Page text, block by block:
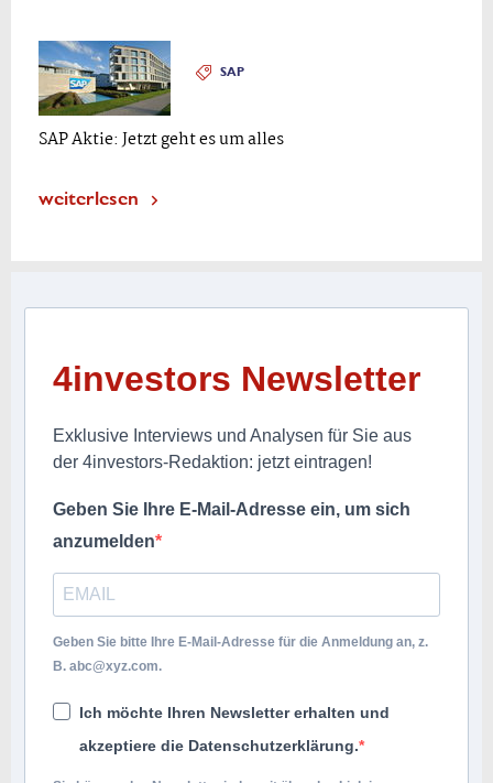
SAP
SAP Aktie: Jetzt geht es um alles
weiterlesen
4investors Newsletter
Exklusive Interviews und Analysen für Sie aus
der 4investors-Redaktion: jetzt eintragen!
Geben Sie Ihre E-Mail-Adresse ein, um sich
anzumelden
Geben Sie bitte Ihre E-Mail-Adresse für die Anmeldung an, z.
B. abc@xyz.com.
Ich möchte Ihren Newsletter erhalten und
akzeptiere die Datenschutzerklärung.